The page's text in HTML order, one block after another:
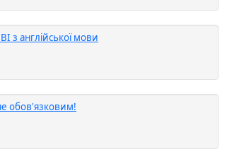
з англійської мови
обов'язковим!